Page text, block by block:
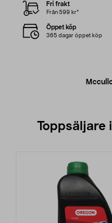
Fri frakt
Från 599 kr*
Öppet köp
365 dagar öppet köp
Toppsäljare